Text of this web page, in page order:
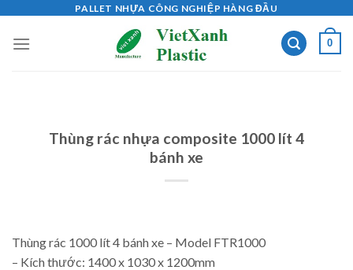
content
PALLET NHỰA CÔNG NGHIỆP HÀNG ĐẦU
0
Thùng rác nhựa composite 1000 lít 4
bánh xe
Thùng rác 1000 lít 4 bánh xe – Model FTR1000
– Kích thước: 1400 x 1030 x 1200mm